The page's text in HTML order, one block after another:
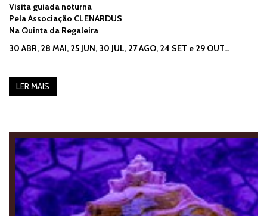
Visita guiada noturna
Pela Associação CLENARDUS
Na Quinta da Regaleira
30 ABR, 28 MAI, 25 JUN, 30 JUL, 27 AGO, 24 SET e 29 OUT…
LER MAIS